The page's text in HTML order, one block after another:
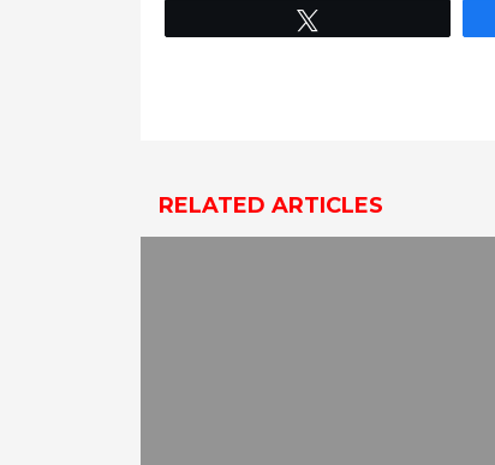
RELATED ARTICLES